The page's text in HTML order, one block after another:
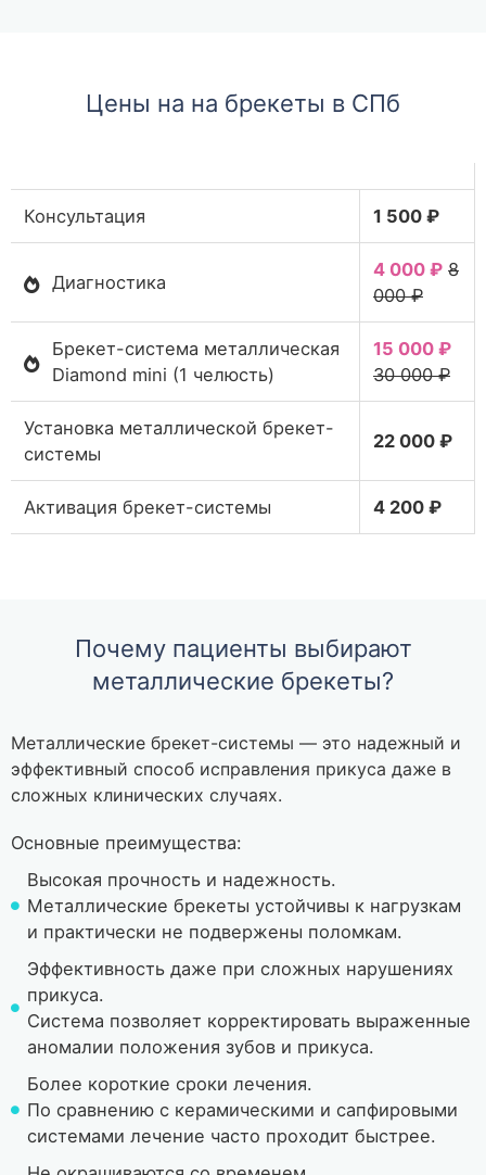
Цены на на брекеты в СПб
Консультация 1 500 ₽
Диагностика
4 000 ₽ 8
000 ₽
Брекет-система металлическая
Diamond mini (1 челюсть)
15 000 ₽
30 000 ₽
Установка металлической брекет-
системы
22 000 ₽
Активация брекет-системы 4 200 ₽
Почему пациенты выбирают
металлические брекеты?
Металлические брекет-системы — это надежный и
эффективный способ исправления прикуса даже в
сложных клинических случаях.
Основные преимущества:
Высокая прочность и надежность.
Металлические брекеты устойчивы к нагрузкам
и практически не подвержены поломкам.
Эффективность даже при сложных нарушениях
прикуса.
Система позволяет корректировать выраженные
аномалии положения зубов и прикуса.
Более короткие сроки лечения.
По сравнению с керамическими и сапфировыми
системами лечение часто проходит быстрее.